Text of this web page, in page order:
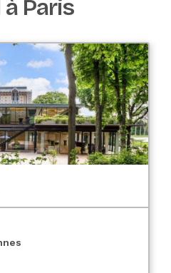
Paris